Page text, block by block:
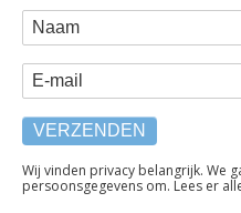
WEBFORM
Naam
E-mail
TEKST
ONDER
Wij vinden privacy belangrijk. We
persoonsgegevens om. Lees er